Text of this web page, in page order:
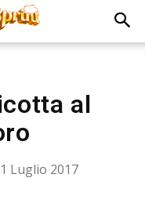
al
Luglio 2017